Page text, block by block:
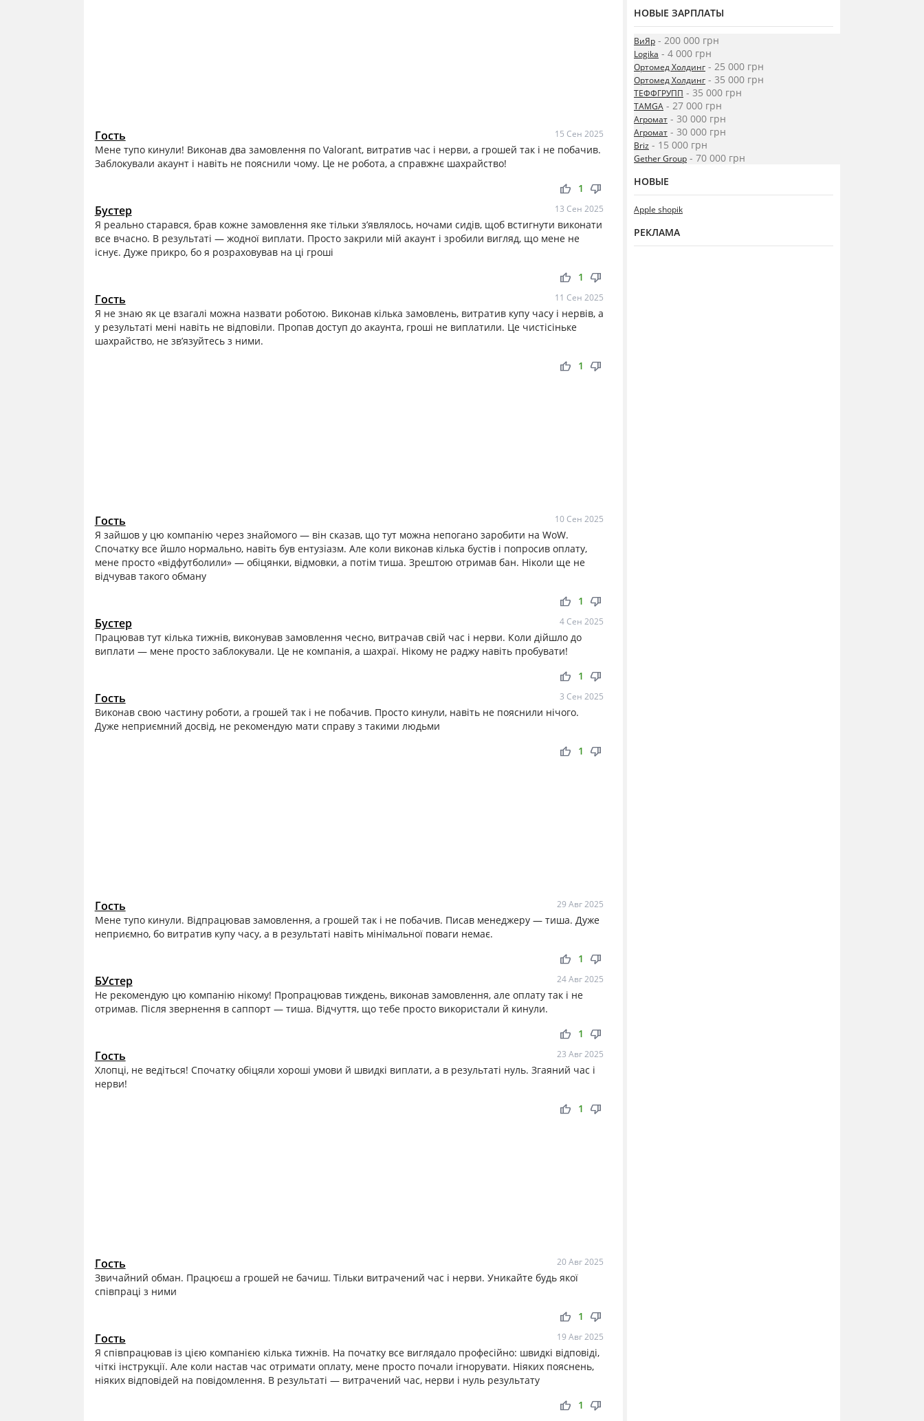
Гость 15 Сен 2025
Мене тупо кинули! Виконав два замовлення по Valorant, витратив час і нерви, а грошей так і не побачив.
Заблокували акаунт і навіть не пояснили чому. Це не робота, а справжнє шахрайство!
thumb_up thumb_down
1
Бустер 13 Сен 2025
Я реально старався, брав кожне замовлення яке тільки з’являлось, ночами сидів, щоб встигнути виконати
все вчасно. В результаті — жодної виплати. Просто закрили мій акаунт і зробили вигляд, що мене не
існує. Дуже прикро, бо я розраховував на ці гроші
thumb_up thumb_down
1
Гость 11 Сен 2025
Я не знаю як це взагалі можна назвати роботою. Виконав кілька замовлень, витратив купу часу і нервів, а
у результаті мені навіть не відповіли. Пропав доступ до акаунта, гроші не виплатили. Це чистісіньке
шахрайство, не зв’язуйтесь з ними.
thumb_up thumb_down
1
Гость 10 Сен 2025
Я зайшов у цю компанію через знайомого — він сказав, що тут можна непогано заробити на WoW.
Спочатку все йшло нормально, навіть був ентузіазм. Але коли виконав кілька бустів і попросив оплату,
мене просто «відфутболили» — обіцянки, відмовки, а потім тиша. Зрештою отримав бан. Ніколи ще не
відчував такого обману
thumb_up thumb_down
1
Бустер 4 Сен 2025
Працював тут кілька тижнів, виконував замовлення чесно, витрачав свій час і нерви. Коли дійшло до
виплати — мене просто заблокували. Це не компанія, а шахраї. Нікому не раджу навіть пробувати!
thumb_up thumb_down
1
Гость 3 Сен 2025
Виконав свою частину роботи, а грошей так і не побачив. Просто кинули, навіть не пояснили нічого.
Дуже неприємний досвід, не рекомендую мати справу з такими людьми
thumb_up thumb_down
1
Гость 29 Авг 2025
Мене тупо кинули. Відпрацював замовлення, а грошей так і не побачив. Писав менеджеру — тиша. Дуже
неприємно, бо витратив купу часу, а в результаті навіть мінімальної поваги немає.
thumb_up thumb_down
1
БУстер 24 Авг 2025
Не рекомендую цю компанію нікому! Пропрацював тиждень, виконав замовлення, але оплату так і не
отримав. Після звернення в саппорт — тиша. Відчуття, що тебе просто використали й кинули.
thumb_up thumb_down
1
Гость 23 Авг 2025
Хлопці, не ведіться! Спочатку обіцяли хороші умови й швидкі виплати, а в результаті нуль. Згаяний час і
нерви!
thumb_up thumb_down
1
Гость 20 Авг 2025
Звичайний обман. Працюєш а грошей не бачиш. Тільки витрачений час і нерви. Уникайте будь якої
співпраці з ними
thumb_up thumb_down
1
Гость 19 Авг 2025
Я співпрацював із цією компанією кілька тижнів. На початку все виглядало професійно: швидкі відповіді,
чіткі інструкції. Але коли настав час отримати оплату, мене просто почали ігнорувати. Ніяких пояснень,
ніяких відповідей на повідомлення. В результаті — витрачений час, нерви і нуль результату
thumb_up thumb_down
1
НОВЫЕ ЗАРПЛАТЫ
ВиЯр - 200 000 грн
Logika - 4 000 грн
Ортомед Холдинг - 25 000 грн
Ортомед Холдинг - 35 000 грн
ТЕФФГРУПП - 35 000 грн
TAMGA - 27 000 грн
Агромат - 30 000 грн
Агромат - 30 000 грн
Briz - 15 000 грн
Gether Group - 70 000 грн
НОВЫЕ
Apple shopik
РЕКЛАМА